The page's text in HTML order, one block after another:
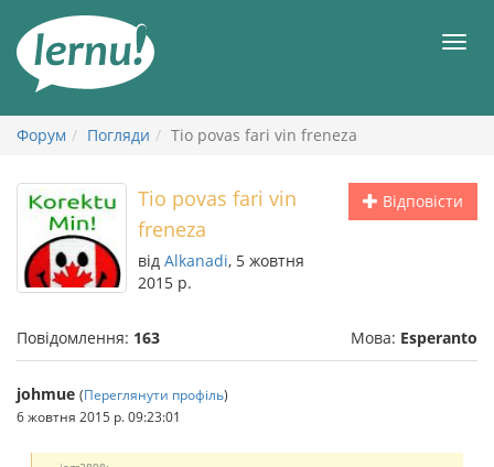
змісту
Форум Погляди Tio povas fari vin freneza
Відповісти
Tio povas fari vin
freneza
від Alkanadi, 5 жовтня
2015 р.
Повідомлення: 163 Мова: Esperanto
johmue (Переглянути профіль)
6 жовтня 2015 р. 09:23:01